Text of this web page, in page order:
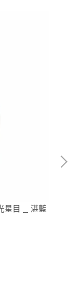
星目 _ 湛藍